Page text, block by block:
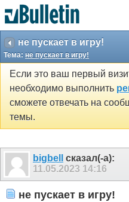
не пускает в игру!
Тема: не пускает в игру!
Если это ваш первый
необходимо выполнить
сможете отвечать на
темы.
bigbell
сказал(-а):
11.05.2023 14:16
не пускает в игру!